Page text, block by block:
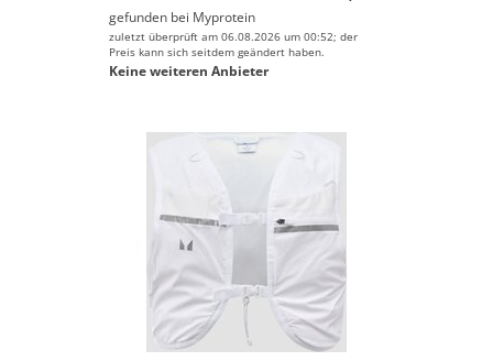
gefunden bei Myprotein
zuletzt überprüft am 06.08.2026 um 00:52; der
Preis kann sich seitdem geändert haben.
Keine weiteren Anbieter